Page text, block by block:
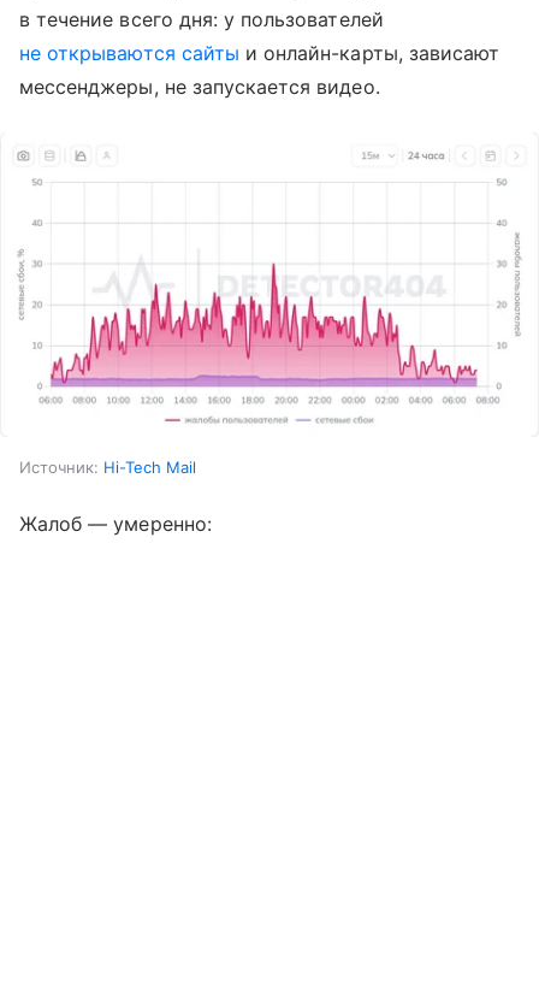
в течение всего дня: у пользователей
не открываются сайты и онлайн-карты, зависают
мессенджеры, не запускается видео.
Источник: Hi-Tech Mail
Жалоб — умеренно: